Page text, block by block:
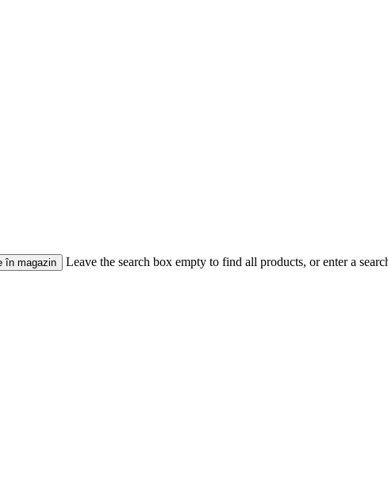
Leave the search box empty to find all products, or enter a